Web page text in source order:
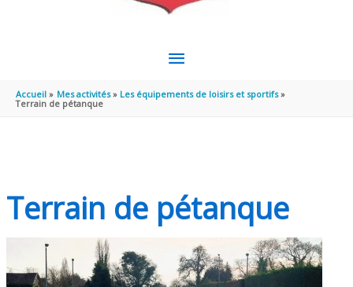
MENU
PRINCIPAL
Accueil Mes activités
Les équipements de loisirs et sportifs
Terrain de pétanque
Terrain de pétanque